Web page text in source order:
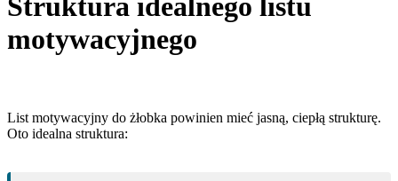
Struktura idealnego listu
motywacyjnego
List motywacyjny do żłobka powinien mieć jasną, ciepłą strukturę.
Oto idealna struktura: